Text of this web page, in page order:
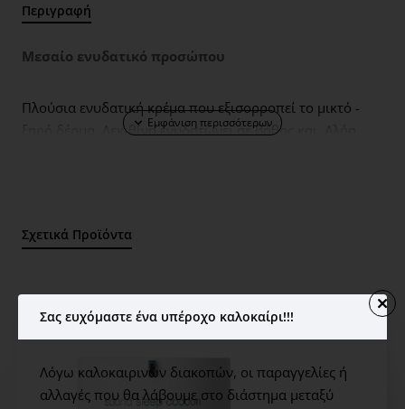
Σας ευχόμαστε ένα υπέροχο καλοκαίρι!!!
Λόγω καλοκαιρινών διακοπών, οι παραγγελίες ή
αλλαγές που θα λάβουμε στο διάστημα μεταξύ
Περιγραφή
Mεσαίο ενυδατικό προσώπου
Πλούσια ενυδατική κρέμα που εξισορροπεί το μικτό -
ξηρό δέρμα. Λεκιθίνη ενυδατώνει σε βάθος και Αλόη
εκχύλισμα Σπόρων Σταφυλιού και βιταμίνες C, E
Οφέλη
Λειαίνει τις λεπτές ρυτίδες και προάγει την
ελαστικότητα.
Σχετικά Προϊόντα